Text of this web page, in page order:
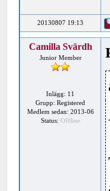
20130807 19:13
Camilla Svärdh
Junior Member
Inlägg: 11
Grupp: Registered
Medlem sedan: 2013-06
Status: Offline